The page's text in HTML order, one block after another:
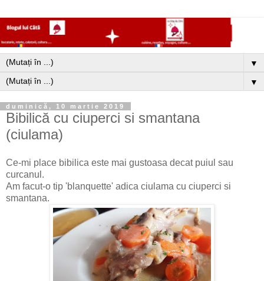
▼
▼
duminică, 10 martie 2019
Bibilică cu ciuperci si smantana
(ciulama)
Ce-mi place bibilica este mai gustoasa decat puiul sau
curcanul.
Am facut-o tip 'blanquette' adica ciulama cu ciuperci si
smantana.